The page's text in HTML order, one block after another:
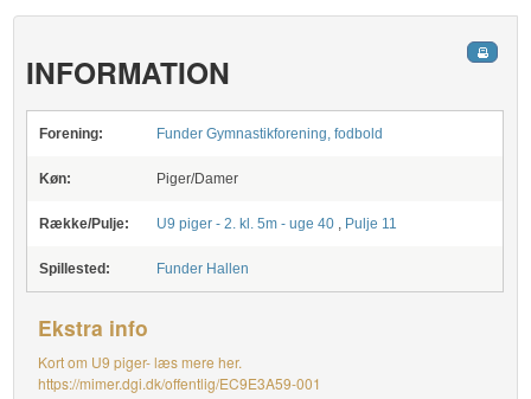
INFORMATION
Forening: Funder Gymnastikforening, fodbold
Køn: Piger/Damer
Række/Pulje: U9 piger - 2. kl. 5m - uge 40 , Pulje 11
Spillested: Funder Hallen
Ekstra info
Kort om U9 piger- læs mere her.
https://mimer.dgi.dk/offentlig/EC9E3A59-001